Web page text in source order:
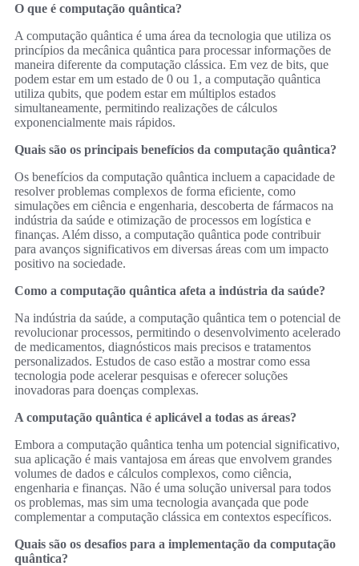
O que é computação quântica?
A computação quântica é uma área da tecnologia que utiliza os
princípios da mecânica quântica para processar informações de
maneira diferente da computação clássica. Em vez de bits, que
podem estar em um estado de 0 ou 1, a computação quântica
utiliza qubits, que podem estar em múltiplos estados
simultaneamente, permitindo realizações de cálculos
exponencialmente mais rápidos.
Quais são os principais benefícios da computação quântica?
Os benefícios da computação quântica incluem a capacidade de
resolver problemas complexos de forma eficiente, como
simulações em ciência e engenharia, descoberta de fármacos na
indústria da saúde e otimização de processos em logística e
finanças. Além disso, a computação quântica pode contribuir
para avanços significativos em diversas áreas com um impacto
positivo na sociedade.
Como a computação quântica afeta a indústria da saúde?
Na indústria da saúde, a computação quântica tem o potencial de
revolucionar processos, permitindo o desenvolvimento acelerado
de medicamentos, diagnósticos mais precisos e tratamentos
personalizados. Estudos de caso estão a mostrar como essa
tecnologia pode acelerar pesquisas e oferecer soluções
inovadoras para doenças complexas.
A computação quântica é aplicável a todas as áreas?
Embora a computação quântica tenha um potencial significativo,
sua aplicação é mais vantajosa em áreas que envolvem grandes
volumes de dados e cálculos complexos, como ciência,
engenharia e finanças. Não é uma solução universal para todos
os problemas, mas sim uma tecnologia avançada que pode
complementar a computação clássica em contextos específicos.
Quais são os desafios para a implementação da computação
quântica?